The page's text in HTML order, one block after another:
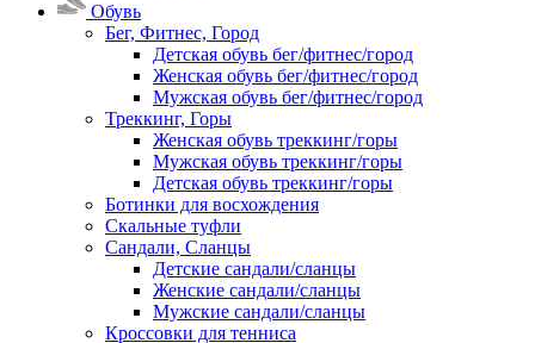
Обувь
Бег, Фитнес, Город
Детская обувь бег/фитнес/город
Женская обувь бег/фитнес/город
Мужская обувь бег/фитнес/город
Треккинг, Горы
Женская обувь треккинг/горы
Мужская обувь треккинг/горы
Детская обувь треккинг/горы
Ботинки для восхождения
Скальные туфли
Сандали, Сланцы
Детские сандали/сланцы
Женские сандали/сланцы
Мужские сандали/сланцы
Кроссовки для тенниса